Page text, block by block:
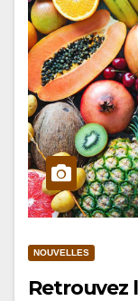
NOUVELLES
Retrouvez